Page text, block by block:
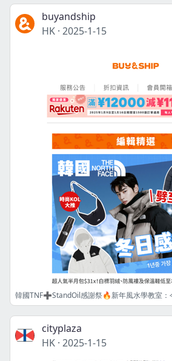
buyandship
HK · 2025-1-15
cityplaza
HK · 2025-1-15